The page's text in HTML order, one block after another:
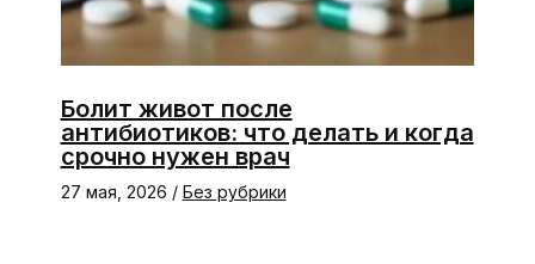
Болит живот после
антибиотиков: что делать и когда
срочно нужен врач
27 мая, 2026 / Без рубрики